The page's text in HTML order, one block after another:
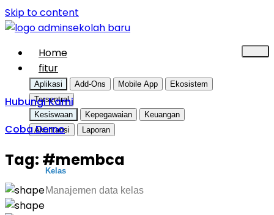
Skip to content
Home
fitur
Aplikasi Add-Ons Mobile App
Ekosistem
Tersentral
Kesiswaan
Kepegawaian
Keuangan
Akuntansi
Laporan
Kelas
Manajemen data kelas
Hubungi Kami
Coba Demo
Tag: #membca